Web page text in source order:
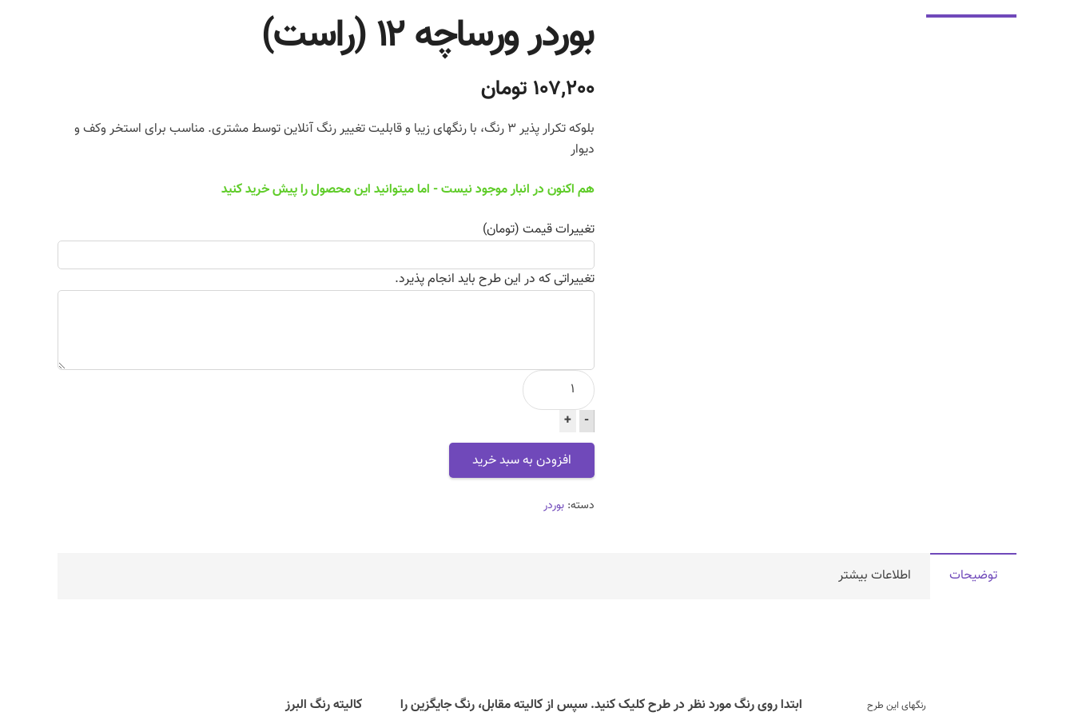
بوردر ورساچه ۱۲ (راست)
107,200 تومان
بلوکه تکرار پذیر 3 رنگ، با رنگهای زیبا و قابلیت تغییر رنگ آنلاین توسط مشتری. مناسب برای استخر وکف و
دیوار
هم اکنون در انبار موجود نیست - اما میتوانید این محصول را پیش خرید کنید
تغییرات قیمت (تومان)
تغییراتی که در این طرح باید انجام پذیرد.
بوردر
ورساچه
12
(راست)
-
+
افزودن به سبد خرید
دسته: بوردر
توضیحات اطلاعات بیشتر
رنگهای این طرح
ابتدا روی رنگ مورد نظر در طرح کلیک کنید. سپس از کالیته مقابل، رنگ جایگزین را
کالیته رنگ البرز